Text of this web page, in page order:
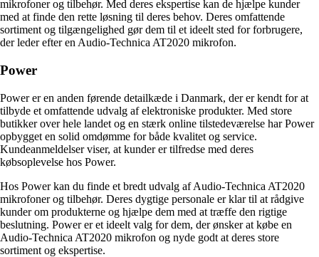
mikrofoner og tilbehør. Med deres ekspertise kan de hjælpe kunder
med at finde den rette løsning til deres behov. Deres omfattende
sortiment og tilgængelighed gør dem til et ideelt sted for forbrugere,
der leder efter en Audio-Technica AT2020 mikrofon.
Power
Power er en anden førende detailkæde i Danmark, der er kendt for at
tilbyde et omfattende udvalg af elektroniske produkter. Med store
butikker over hele landet og en stærk online tilstedeværelse har Power
opbygget en solid omdømme for både kvalitet og service.
Kundeanmeldelser viser, at kunder er tilfredse med deres
købsoplevelse hos Power.
Hos Power kan du finde et bredt udvalg af Audio-Technica AT2020
mikrofoner og tilbehør. Deres dygtige personale er klar til at rådgive
kunder om produkterne og hjælpe dem med at træffe den rigtige
beslutning. Power er et ideelt valg for dem, der ønsker at købe en
Audio-Technica AT2020 mikrofon og nyde godt at deres store
sortiment og ekspertise.